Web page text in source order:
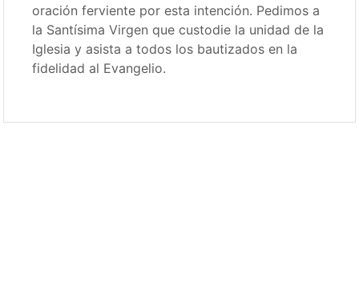
oración ferviente por esta intención. Pedimos a
la Santísima Virgen que custodie la unidad de la
Iglesia y asista a todos los bautizados en la
fidelidad al Evangelio.